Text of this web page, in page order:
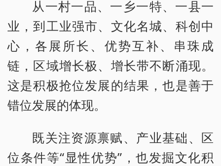
从一村一品、一乡一特、一县一
业，到工业强市、文化名城、科创中
心，各展所长、优势互补、串珠成
链，区域增长极、增长带不断涌现。
这是积极抢位发展的结果，也是善于
错位发展的体现。
既关注资源禀赋、产业基础、区
位条件等“显性优势”，也发掘文化积